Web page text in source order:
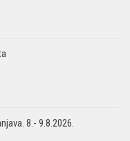
8.- 9.8.2026.